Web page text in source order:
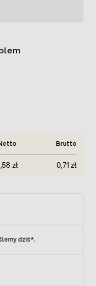
Brutto
zł 0,71 zł
dziś*.